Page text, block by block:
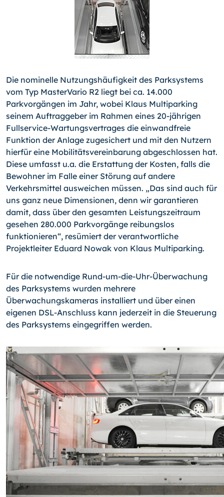
Die nominelle Nutzungshäufigkeit des Parksystems
vom Typ MasterVario R2 liegt bei ca. 14.000
Parkvorgängen im Jahr, wobei Klaus Multiparking
seinem Auftraggeber im Rahmen ei­nes 20-jährigen
Fullservice-Wartungsvertrages die einwand­freie
Funktion der Anlage zugesichert und mit den Nutzern
hierfür eine Mobilitätsvereinbarung abgeschlossen hat.
Diese umfasst u.a. die Erstattung der Kosten, falls die
Bewohner im Falle einer Störung auf andere
Verkehrsmittel ausweichen müs­sen. „Das sind auch für
uns ganz neue Dimensionen, denn wir garantieren
damit, dass über den gesamten Leistungszeitraum
gesehen 280.000 Parkvorgänge reibungslos
funktionieren“, re­sümiert der verantwortliche
Projektleiter Eduard Nowak von Klaus Multiparking.
Für die notwendige Rund-um-die-Uhr-Überwachung
des Parksystems wurden mehrere
Überwachungskameras installiert und über einen
eigenen DSL-Anschluss kann jederzeit in die Steuerung
des Parksystems eingegriffen werden.